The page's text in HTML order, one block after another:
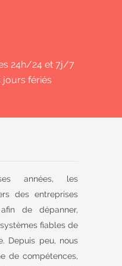
24h/24 et 7j/7
jours fériés
années, les
des entreprises
de dépanner,
fiables de
Depuis peu, nous
de compétences,